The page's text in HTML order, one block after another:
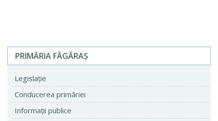
PRIMĂRIA FĂGĂRAŞ
Legislaţie
Conducerea primăriei
Informaţii publice